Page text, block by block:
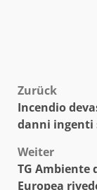
Zurück
Incendio
danni ingenti
Weiter
TG Ambiente
Europea